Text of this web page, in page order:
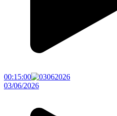
00:15:00
03/06/2026